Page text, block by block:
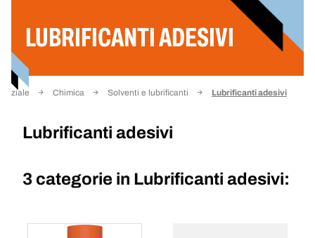
LUBRIFICANTI ADESIVI
iniziale Chimica Solventi e lubrificanti Lubrificanti adesivi
Lubrificanti adesivi
3 categorie in Lubrificanti adesivi:
Filtro